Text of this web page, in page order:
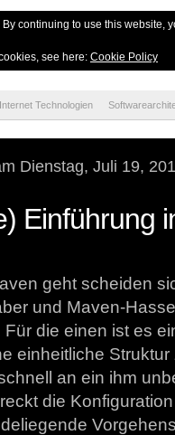
Internet Technologien
Dienstag, Juli 19,
Einführung
geht scheiden
und Maven-
die einen ist es
einheitliche
an ein ihm
die
continuing to use this website,
see here: Cookie Policy